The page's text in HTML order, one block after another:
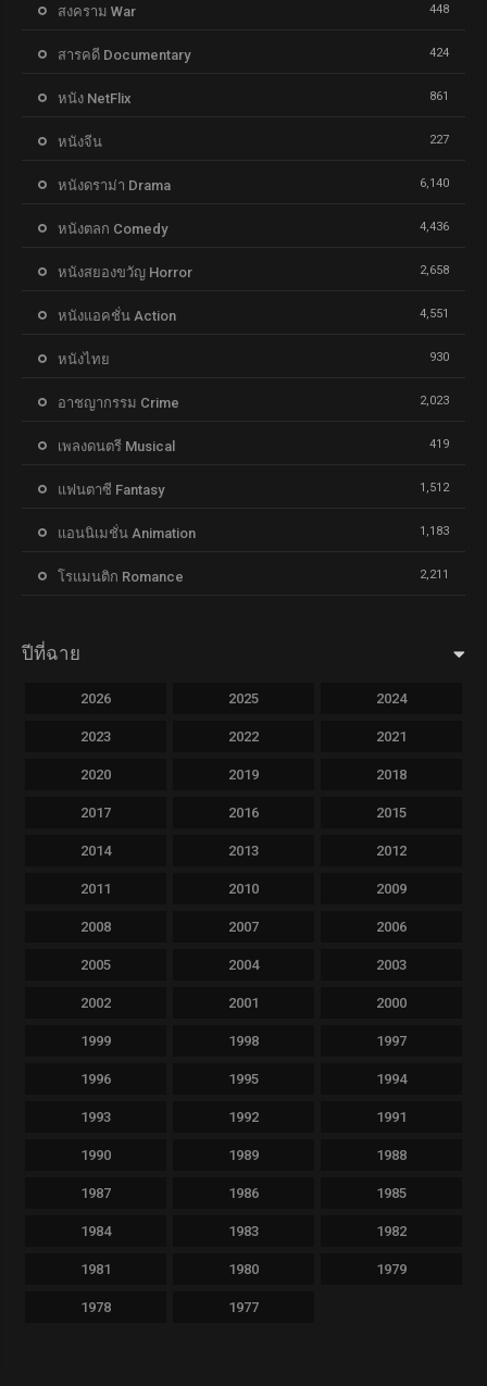
สงคราม War 448
สารคดี Documentary 424
หนัง NetFlix 861
หนังจีน 227
หนังดราม่า Drama 6,140
หนังตลก Comedy 4,436
หนังสยองขวัญ Horror 2,658
หนังแอคชั่น Action 4,551
หนังไทย 930
อาชญากรรม Crime 2,023
เพลงดนตรี Musical 419
แฟนตาซี Fantasy 1,512
แอนนิเมชั่น Animation 1,183
โรแมนติก Romance 2,211
ปีที่ฉาย
2026 2025 2024
2023 2022 2021
2020 2019 2018
2017 2016 2015
2014 2013 2012
2011 2010 2009
2008 2007 2006
2005 2004 2003
2002 2001 2000
1999 1998 1997
1996 1995 1994
1993 1992 1991
1990 1989 1988
1987 1986 1985
1984 1983 1982
1981 1980 1979
1978 1977